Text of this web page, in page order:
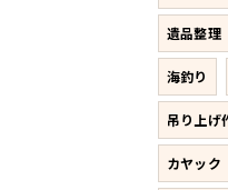
遺品整理
海釣り
吊り上げ
カヤック